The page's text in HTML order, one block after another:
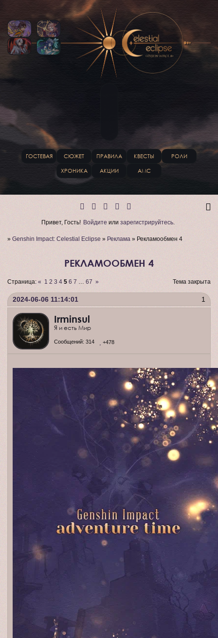
ГОСТЕВАЯ СЮЖЕТ ПРАВИЛА КВЕСТЫ РОЛИ
ХРОНИКА АКЦИИ АМС
Привет, Гость! Войдите или зарегистрируйтесь.
» Genshin Impact: Celestial Eclipse » Реклама » Рекламообмен 4
РЕКЛАМООБМЕН 4
Страница: « 1 2 3 4 5 6 7 … 67 » Тема закрыта
1
2024-06-06 11:14:01
Irminsul
Я и есть Мир
Сообщений: 314 +478